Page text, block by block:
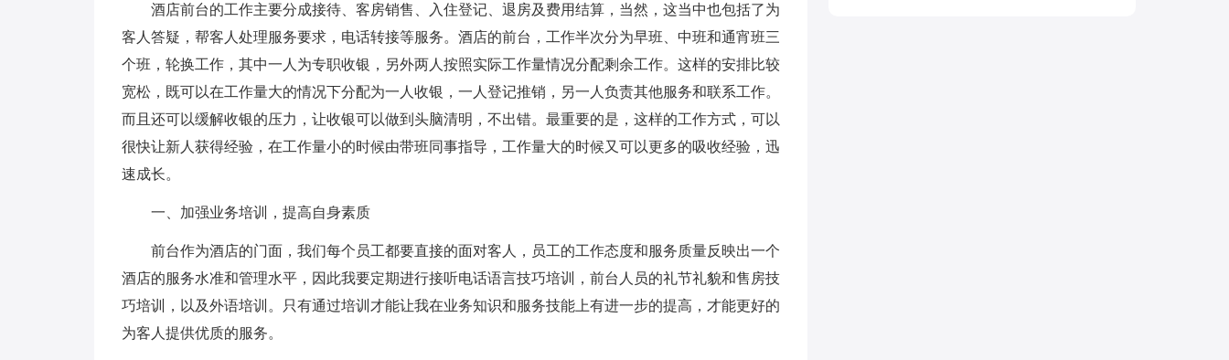
酒店前台的工作主要分成接待、客房销售、入住登记、退房及费用结算，当然，这当中也包括了为
客人答疑，帮客人处理服务要求，电话转接等服务。酒店的前台，工作半次分为早班、中班和通宵班三
个班，轮换工作，其中一人为专职收银，另外两人按照实际工作量情况分配剩余工作。这样的安排比较
宽松，既可以在工作量大的情况下分配为一人收银，一人登记推销，另一人负责其他服务和联系工作。
而且还可以缓解收银的压力，让收银可以做到头脑清明，不出错。最重要的是，这样的工作方式，可以
很快让新人获得经验，在工作量小的时候由带班同事指导，工作量大的时候又可以更多的吸收经验，迅
速成长。
一、加强业务培训，提高自身素质
前台作为酒店的门面，我们每个员工都要直接的面对客人，员工的工作态度和服务质量反映出一个
酒店的服务水准和管理水平，因此我要定期进行接听电话语言技巧培训，前台人员的礼节礼貌和售房技
巧培训，以及外语培训。只有通过培训才能让我在业务知识和服务技能上有进一步的提高，才能更好的
为客人提供优质的服务。